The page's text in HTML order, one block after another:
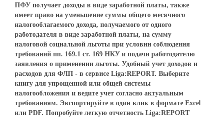
ПФУ получает доходы в виде заработной платы, также
имеет право на уменьшение суммы общего месячного
налогооблагаемого дохода, получаемого от одного
работодателя в виде заработной платы, на сумму
налоговой социальной льготы при условии соблюдения
требований пп. 169.1 ст. 169 НКУ и подачи работодателю
заявления о применении льготы. Удобный учет доходов и
расходов для ФЛП - в сервисе Liga:REPORT. Выберите
книгу для упрощенной или общей системы
налогообложения и ведите учет согласно актуальным
требованиям. Экспортируйте в один клик в формате Excel
или PDF. Попробуйте легкую отчетность Liga:REPORT